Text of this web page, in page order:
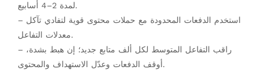
لمدة 2–4 أسابيع.
– استخدم الدفعات المحدودة مع حملات محتوى قوية لتفادي تآكل
معدلات التفاعل.
– راقب التفاعل المتوسط لكل ألف متابع جديد؛ إن هبط بشدة،
أوقف الدفعات وعدّل الاستهداف والمحتوى.